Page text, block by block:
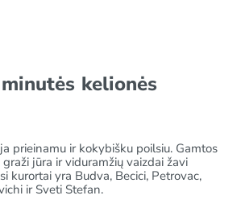
kelionės
prieinamu ir kokybišku poilsiu. Gamtos
jūra ir viduramžių vaizdai žavi
kurortai yra Budva, Becici, Petrovac,
ir Sveti Stefan.